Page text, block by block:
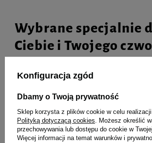
Wybrane specjalnie
Ciebie i Twojego
Noteci Premium bogata w
wołowinę saszetka 150 g
Noteci
cielęcinę z
puszka 800 g
Konfiguracja zgód
Dbamy o Twoją prywatność
Sklep korzysta z plików cookie w celu realizacji
Polityką dotyczącą cookies. Możesz określić
przechowywania lub dostępu do cookie w
Więcej informacji na temat warunków i